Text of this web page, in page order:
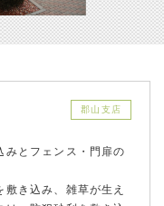
郡山支店
みとフェンス・門扉の
き込み、雑草が生え